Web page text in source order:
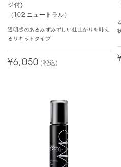
投稿者様
カラー：
間違いなく器用とは言えないので扱
すくベッタリついてしまったりし
ジ付)
（102 ニュートラル）
透明感のあるみずみずしい仕上がりを叶え
るリキッドタイプ
¥6,050 (税込)